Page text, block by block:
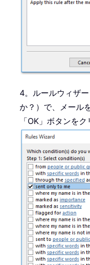
4。ルールウィザ
か？）で、メール
「OK」ボタンをク